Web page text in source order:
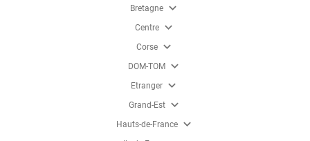
Bretagne expand_more
Centre expand_more
Corse expand_more
DOM-TOM expand_more
Etranger expand_more
Grand-Est expand_more
Hauts-de-France expand_more